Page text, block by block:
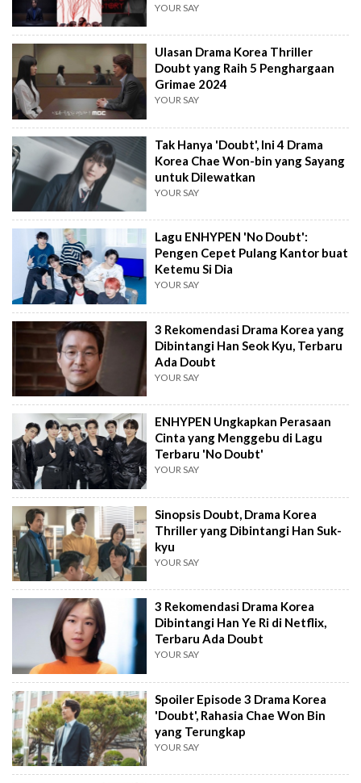
YOUR SAY
Ulasan Drama Korea Thriller
Doubt yang Raih 5 Penghargaan
Grimae 2024
YOUR SAY
Tak Hanya 'Doubt', Ini 4 Drama
Korea Chae Won-bin yang Sayang
untuk Dilewatkan
YOUR SAY
Lagu ENHYPEN 'No Doubt':
Pengen Cepet Pulang Kantor buat
Ketemu Si Dia
YOUR SAY
3 Rekomendasi Drama Korea yang
Dibintangi Han Seok Kyu, Terbaru
Ada Doubt
YOUR SAY
ENHYPEN Ungkapkan Perasaan
Cinta yang Menggebu di Lagu
Terbaru 'No Doubt'
YOUR SAY
Sinopsis Doubt, Drama Korea
Thriller yang Dibintangi Han Suk-
kyu
YOUR SAY
3 Rekomendasi Drama Korea
Dibintangi Han Ye Ri di Netflix,
Terbaru Ada Doubt
YOUR SAY
Spoiler Episode 3 Drama Korea
'Doubt', Rahasia Chae Won Bin
yang Terungkap
YOUR SAY